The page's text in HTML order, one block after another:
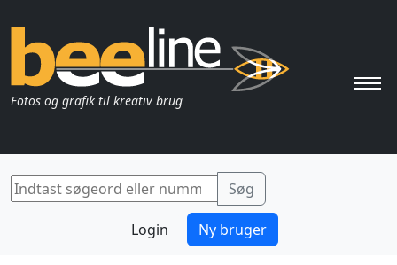
Fotos og grafik til kreativ brug
Login Ny bruger